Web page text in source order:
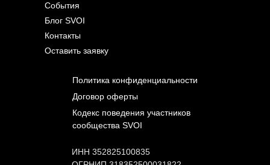
ИНН 352825100835
Политика конфиденциальности
Договор оферты
Кодекс поведения участников
сообщества SVOI
События
Блог SVOI
Контакты
Оставить заявку